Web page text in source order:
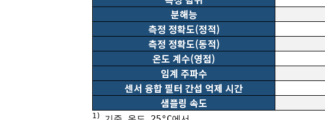
분해능
측정 정확도(정적)
측정 정확도(동적)
온도 계수(영점)
임계 주파수
센서 융합 필터 간섭 억제 시간
샘플링 속도
1)